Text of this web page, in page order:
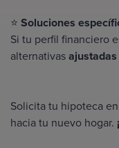
⭐ Soluciones
Si tu perfil financiero
alternativas
Solicita tu hipoteca
hacia tu nuevo hogar.